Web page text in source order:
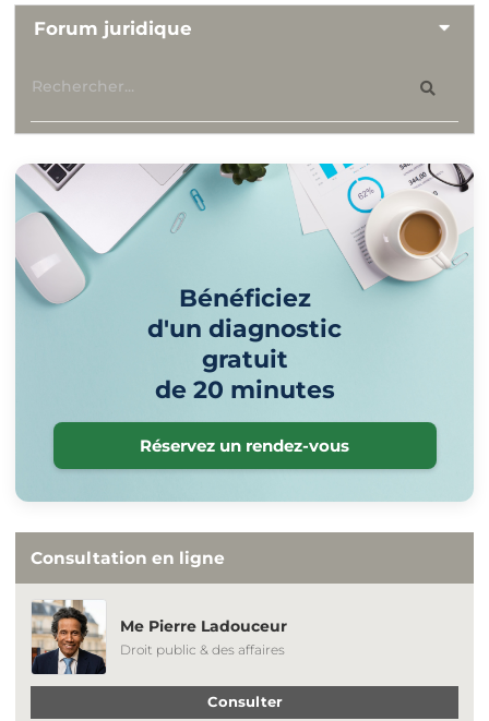
Forum juridique
Bénéficiez
d'un diagnostic
gratuit
de 20 minutes
Réservez un rendez-vous
Consultation en ligne
Me Pierre Ladouceur
Droit public & des affaires
Consulter